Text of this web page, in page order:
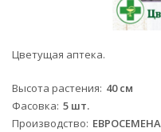
Цветущая аптека.
Высота растения 40 см
Фасовка 5 шт.
Производство ЕВРОСЕМЕНА